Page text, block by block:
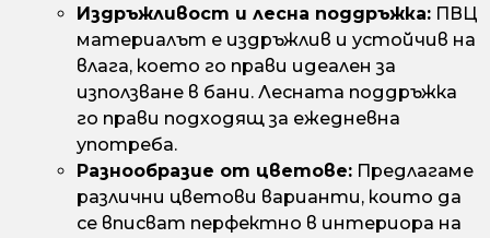
Издръжливост и лесна поддръжка: ПВЦ
материалът е издръжлив и устойчив на
влага, което го прави идеален за
използване в бани. Лесната поддръжка
го прави подходящ за ежедневна
употреба.
Разнообразие от цветове: Предлагаме
различни цветови варианти, които да
се вписват перфектно в интериора на